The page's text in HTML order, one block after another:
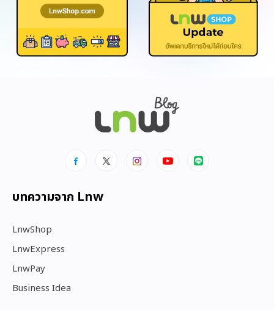
บทความจาก Lnw
LnwShop
LnwExpress
LnwPay
Business Idea